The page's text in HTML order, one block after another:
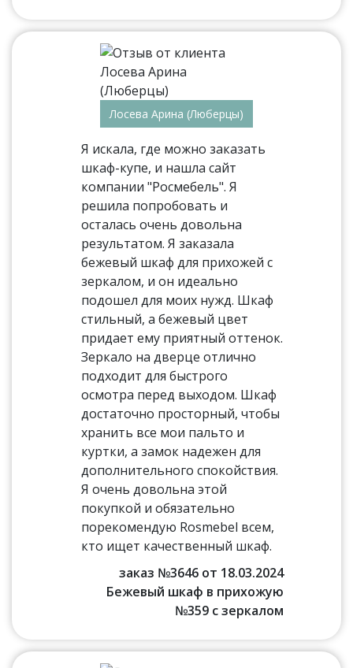
Лосева Арина (Люберцы)
Я искала, где можно заказать
шкаф-купе, и нашла сайт
компании "Росмебель". Я
решила попробовать и
осталась очень довольна
результатом. Я заказала
бежевый шкаф для прихожей с
зеркалом, и он идеально
подошел для моих нужд. Шкаф
стильный, а бежевый цвет
придает ему приятный оттенок.
Зеркало на дверце отлично
подходит для быстрого
осмотра перед выходом. Шкаф
достаточно просторный, чтобы
хранить все мои пальто и
куртки, а замок надежен для
дополнительного спокойствия.
Я очень довольна этой
покупкой и обязательно
порекомендую Rosmebel всем,
кто ищет качественный шкаф.
заказ №3646 от 18.03.2024
Бежевый шкаф в прихожую
№359 с зеркалом